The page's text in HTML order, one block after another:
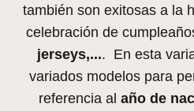
también son exitosas a la
celebración de
jerseys,.... En esta
variados modelos para
referencia al año de